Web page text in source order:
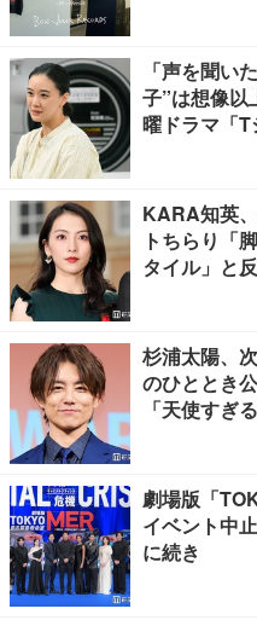
「声を聞い
子”は想像
曜ドラマ「T
KARA知英
トちらり「
タイル」と
杉浦太陽、
のひととき
「天使すぎ
劇場版「
イベント中
に続き